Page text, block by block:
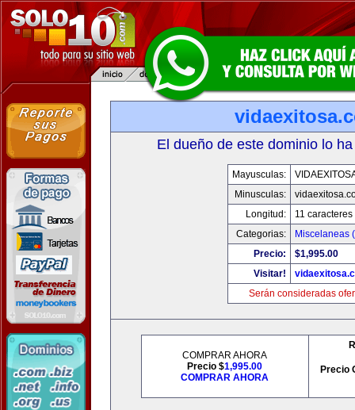
El dueño de este dominio lo
Mayusculas:
Minusculas:
Longitud:
11 caracteres
Categorias:
Miscelaneas
Precio:
$1,995.00
Visitar!
Serán consideradas
COMPRAR AHORA
Precio $1,995.00
COMPRAR AHORA
Precio